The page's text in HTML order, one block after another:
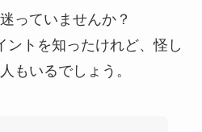
っていませんか？
ントを知ったけれど、怪し
もいるでしょう。